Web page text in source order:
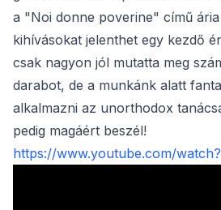
a "Noi donne poverine" című
kihívásokat jelenthet egy kezdő
csak nagyon jól mutatta meg
darabot, de a munkánk alatt
alkalmazni az unorthodox
pedig magáért beszél!
https://www.youtube.com/